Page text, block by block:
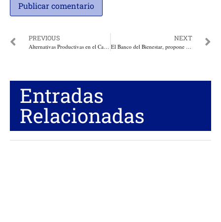
PREVIOUS
Alternativas Productivas en el Cambio Climático y Desarrollo Rural. Por: Miguel Ángel Lacouture
NEXT
El Banco del Bienestar, propone Elsa Noguera de ser gobernadora
Entradas
Relacionadas